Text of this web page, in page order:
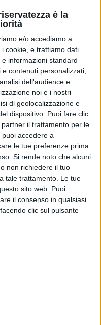
è la
e/o accediamo a
cookie, e trattiamo dati
informazioni standard
contenuti personalizzati,
dell'audience e
noi e i nostri
di geolocalizzazione e
dispositivo. Puoi fare clic
il trattamento per le
accedere a
le tue preferenze prima
Si rende noto che alcuni
non richiedere il tuo
tale trattamento. Le tue
sito web. Puoi
il consenso in qualsiasi
clic sul pulsante
L'Agenzia delle
con apposito decreto,
che sarà ancora
monitori e televisori al
e nelle vicinanze